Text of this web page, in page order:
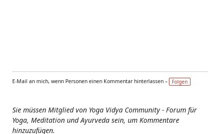
E-Mail an mich, wenn Personen einen Kommentar hinterlassen – Folgen
Sie müssen Mitglied von Yoga Vidya Community - Forum für
Yoga, Meditation und Ayurveda sein, um Kommentare
hinzuzufügen.